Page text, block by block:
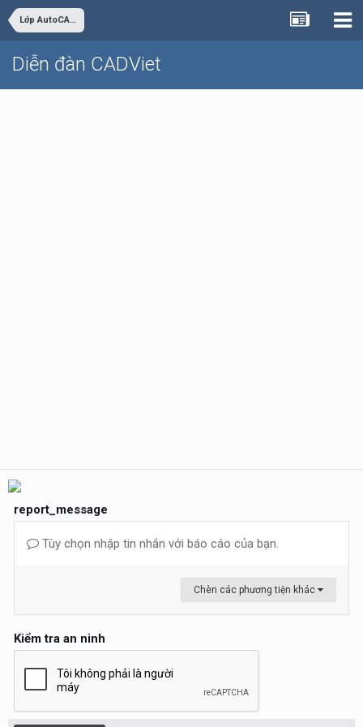
Lớp AutoCAD Cơ bản trực tuyến
Diễn đàn CADViet
report_message
Tùy chọn nhập tin nhắn với báo cáo của bạn.
Chèn các phương tiện khác
Kiểm tra an ninh